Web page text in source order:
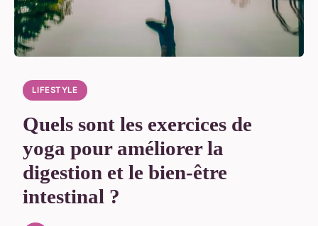
LIFESTYLE
Quels sont les exercices de
yoga pour améliorer la
digestion et le bien-être
intestinal ?